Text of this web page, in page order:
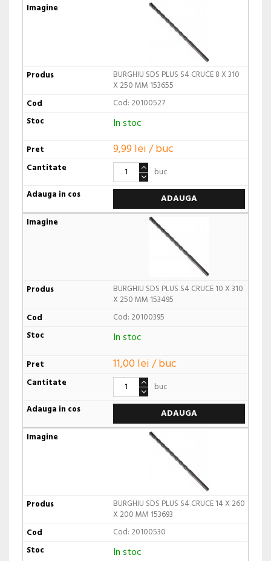
BURGHIU SDS PLUS S4 CRUCE 8 X 310
X 250 MM 153655
Cod: 20100527
In stoc
9,99 lei / buc
buc
ADAUGA
BURGHIU SDS PLUS S4 CRUCE 10 X 310
X 250 MM 153495
Cod: 20100395
In stoc
11,00 lei / buc
buc
ADAUGA
BURGHIU SDS PLUS S4 CRUCE 14 X 260
X 200 MM 153693
Cod: 20100530
In stoc